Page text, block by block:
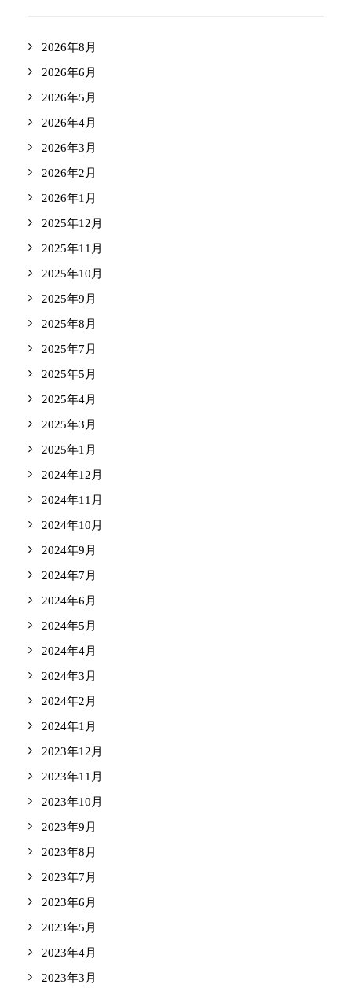
2026年8月
2026年6月
2026年5月
2026年4月
2026年3月
2026年2月
2026年1月
2025年12月
2025年11月
2025年10月
2025年9月
2025年8月
2025年7月
2025年5月
2025年4月
2025年3月
2025年1月
2024年12月
2024年11月
2024年10月
2024年9月
2024年7月
2024年6月
2024年5月
2024年4月
2024年3月
2024年2月
2024年1月
2023年12月
2023年11月
2023年10月
2023年9月
2023年8月
2023年7月
2023年6月
2023年5月
2023年4月
2023年3月